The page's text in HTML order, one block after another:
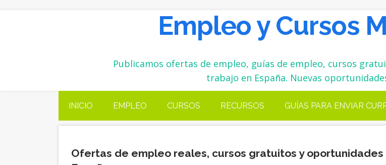
Empleo y Cursos
Publicamos ofertas de empleo, guías de empleo, cursos
trabajo en España. Nuevas
INICIO EMPLEO CURSOS RECURSOS GUÍAS PARA ENVIAR
Ofertas de empleo reales, cursos gratuitos y oportunidades